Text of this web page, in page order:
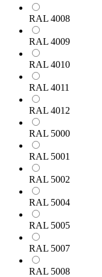
RAL 4008
RAL 4009
RAL 4010
RAL 4011
RAL 4012
RAL 5000
RAL 5001
RAL 5002
RAL 5004
RAL 5005
RAL 5007
RAL 5008